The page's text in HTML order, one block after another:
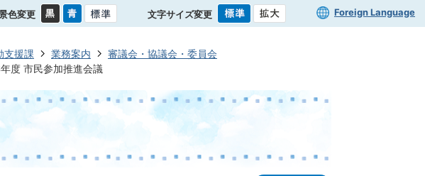
色変更 文字サイズ変更 Foreign Language
支援課 業務案内
審議会・協議会・委員会
度 市民参加推進会議